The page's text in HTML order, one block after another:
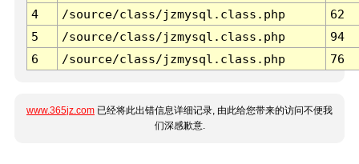
4
/source/class/jzmysql.class.php
62
5
/source/class/jzmysql.class.php
94
6
/source/class/jzmysql.class.php 76
www.365jz.com 已经将此出错信息详细记录, 由此给您带来的访问不便我
们深感歉意.